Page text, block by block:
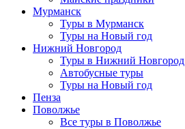
Мурманск
Туры в Мурманск
Туры на Новый год
Нижний Новгород
Туры в Нижний Новгород
Автобусные туры
Туры на Новый год
Пенза
Поволжье
Все туры в Поволжье